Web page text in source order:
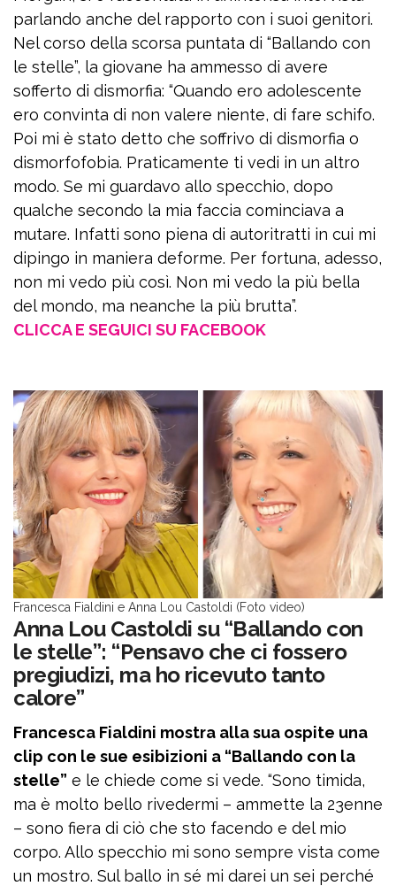
parlando anche del rapporto con i suoi genitori.
Nel corso della scorsa puntata di “Ballando con
le stelle”, la giovane ha ammesso di avere
sofferto di dismorfia: “Quando ero adolescente
ero convinta di non valere niente, di fare schifo.
Poi mi è stato detto che soffrivo di dismorfia o
dismorfofobia. Praticamente ti vedi in un altro
modo. Se mi guardavo allo specchio, dopo
qualche secondo la mia faccia cominciava a
mutare. Infatti sono piena di autoritratti in cui mi
dipingo in maniera deforme. Per fortuna, adesso,
non mi vedo più così. Non mi vedo la più bella
del mondo, ma neanche la più brutta”.
CLICCA E SEGUICI SU FACEBOOK
Francesca Fialdini e Anna Lou Castoldi (Foto video)
Anna Lou Castoldi su “Ballando con
le stelle”: “Pensavo che ci fossero
pregiudizi, ma ho ricevuto tanto
calore”
Francesca Fialdini mostra alla sua ospite una
clip con le sue esibizioni a “Ballando con la
stelle” e le chiede come si vede. “Sono timida,
ma è molto bello rivedermi – ammette la 23enne
– sono fiera di ciò che sto facendo e del mio
corpo. Allo specchio mi sono sempre vista come
un mostro. Sul ballo in sé mi darei un sei perché